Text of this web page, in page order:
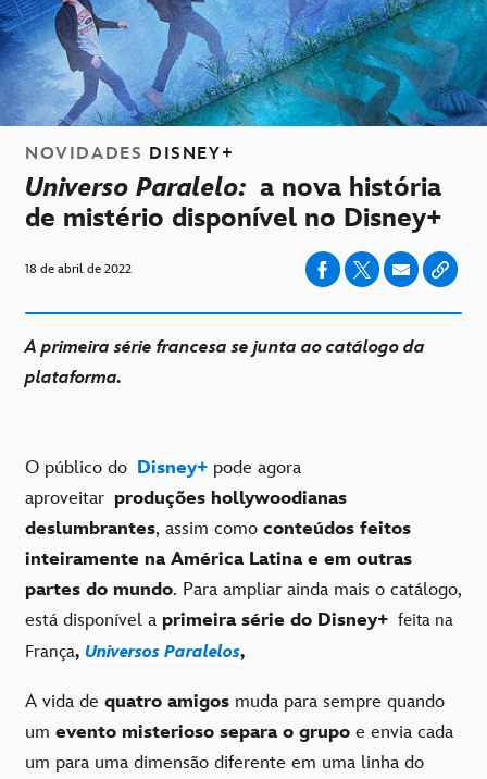
NOVIDADES DISNEY+
Universo Paralelo: a nova história
de mistério disponível no Disney+
18 de abril de 2022
A primeira série francesa se junta ao catálogo da
plataforma.
O público do Disney+ pode agora
aproveitar produções hollywoodianas
deslumbrantes, assim como conteúdos feitos
inteiramente na América Latina e em outras
partes do mundo. Para ampliar ainda mais o catálogo,
está disponível a primeira série do Disney+ feita na
França, Universos Paralelos,
A vida de quatro amigos muda para sempre quando
um evento misterioso separa o grupo e envia cada
um para uma dimensão diferente em uma linha do